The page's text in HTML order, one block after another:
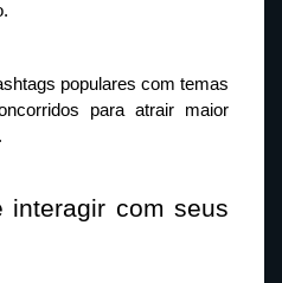
populares com temas
para atrair maior
interagir com seus